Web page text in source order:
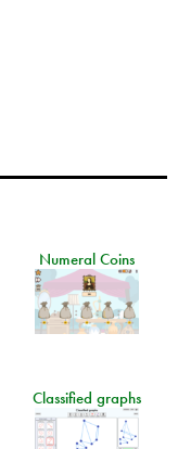
Numeral Coins
Classified graphs